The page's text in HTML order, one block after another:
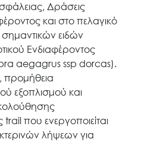
Δράσεις
και στο πελαγικό
ειδών
Ενδιαφέροντος
aegagrus ssp dorcas).
προμήθεια
εξοπλισμού και
που ενεργοποιείται
λήψεων για